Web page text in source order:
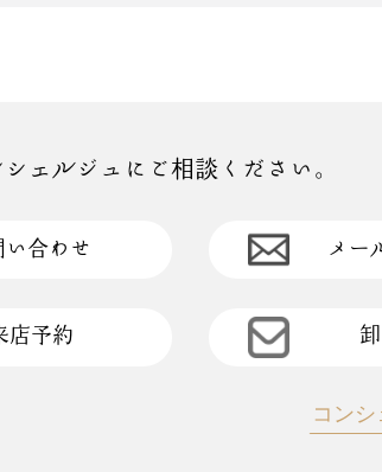
ェルジュにご相談ください。
合わせ メー
店予約
コン